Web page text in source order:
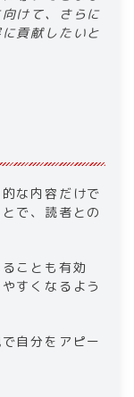
けて、さらに
貢献したいと
な内容だけで
で、読者との
ことも有効
すくなるよう
自分をアピー